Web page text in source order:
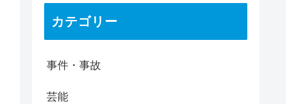
カテゴリー
事件・事故
芸能